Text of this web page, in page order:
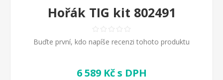
Hořák TIG kit 802491
Buďte první, kdo napíše recenzi tohoto produktu
6 589 Kč s DPH